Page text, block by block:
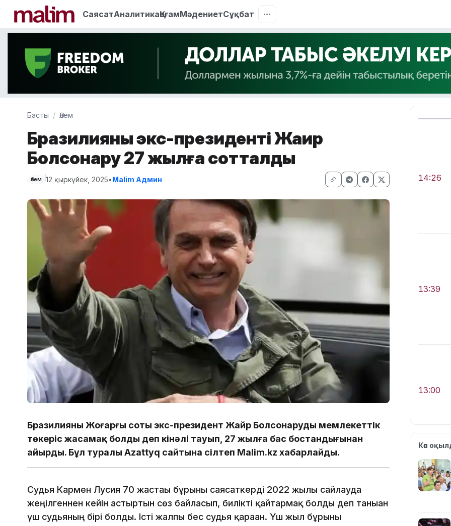
СаясатАналитикаҚоғамМәдениетСұқбат
Басты Әлем
Бразилияның экс-президенті Жаир
Болсонару 27 жылға сотталды
Әлем 12 қыркүйек, 2025•Malim Админ
Бразилияның Жоғарғы соты экс-президент Жайр Болсонаруды мемлекеттік
төңкеріс жасамақ болды деп кінәлі тауып, 27 жылға бас бостандығынан
айырды. Бұл туралы Azattyq сайтына сілтеп Malim.kz хабарлайды.
Судья Кармен Лусия 70 жастағы бұрынғы саясаткерді 2022 жылы сайлауда
жеңілгеннен кейін астыртын сөз байласып, билікті қайтармақ болды деп таныған
үш судьяның бірі болды. Істі жалпы бес судья қараған. Үш жыл бұрынғы
14:26
13:39
13:00
12:40
Көп